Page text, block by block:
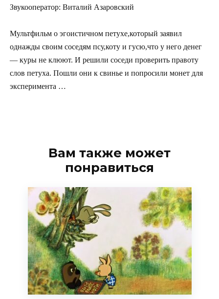
Звукооператор: Виталий Азаровский
Мультфильм о эгоистичном петухе,который заявил
однажды своим соседям псу,коту и гусю,что у него денег
— куры не клюют. И решили соседи проверить правоту
слов петуха. Пошли они к свинье и попросили монет для
эксперимента …
Вам также может
понравиться